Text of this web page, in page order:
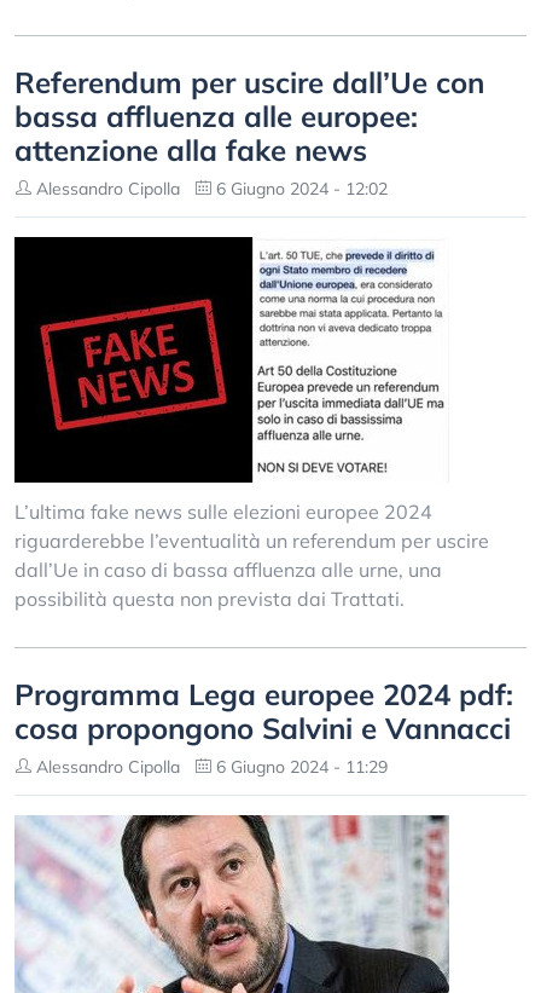
Referendum per uscire dall’Ue con
bassa affluenza alle europee:
attenzione alla fake news
Alessandro Cipolla 6 Giugno 2024 - 12:02
L’ultima fake news sulle elezioni europee 2024
riguarderebbe l’eventualità un referendum per uscire
dall’Ue in caso di bassa affluenza alle urne, una
possibilità questa non prevista dai Trattati.
Programma Lega europee 2024 pdf:
cosa propongono Salvini e Vannacci
Alessandro Cipolla 6 Giugno 2024 - 11:29